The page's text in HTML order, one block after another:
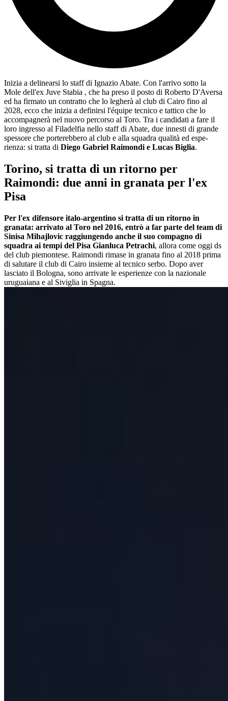
Inizia a delinearsi lo staff di Ignazio Abate. Con l'arrivo sotto la
Mole dell'ex Juve Stabia , che ha preso il posto di Roberto D'Aversa
ed ha firmato un contratto che lo legherà al club di Cairo fino al
2028, ecco che inizia a definirsi l'équipe tecnico e tattico che lo
accompagnerà nel nuovo percorso al Toro. Tra i candidati a fare il
loro ingresso al Filadelfia nello staff di Abate, due inne­sti di grande
spessore che porterebbero al club e alla squadra qua­lità ed espe­
rienza: si tratta di Diego Gabriel Rai­mondi e Lucas Biglia.
Torino, si tratta di un ritorno per
Raimondi: due anni in granata per l'ex
Pisa
Per l'ex difensore italo-argentino si tratta di un ritorno in
granata: arrivato al Toro nel 2016, entrò a far parte del team di
Sinisa Miha­j­lo­vic raggiungendo anche il suo compagno di
squadra ai tempi del Pisa Gianluca Petrachi, allora come oggi ds
del club piemontese. Raimondi rimase in granata fino al 2018 prima
di salutare il club di Cairo insieme al tecnico serbo. Dopo aver
lasciato il Bologna, sono arrivate le esperienze con la nazionale
uruguaiana e al Siviglia in Spagna.